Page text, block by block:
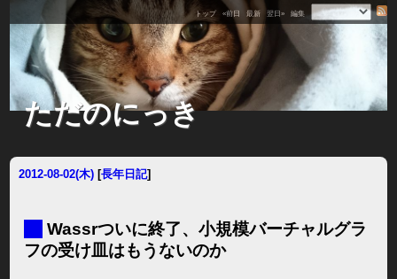
トップ «前日 最新 翌日» 編集
ただのにっき
2012-08-02(木) [長年日記]
Wassrついに終了、小規模バーチャルグラ
フの受け皿はもうないのか